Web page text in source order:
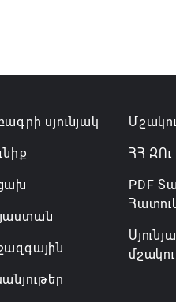
սյունյակ
ՀՀ
PDF